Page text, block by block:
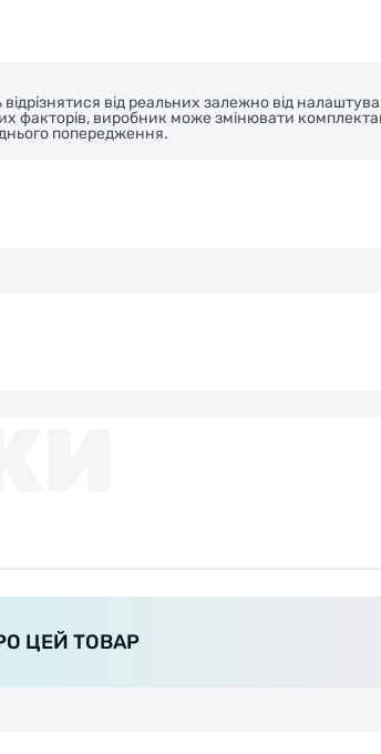
відрізнятися від реальних залежно від
факторів, виробник може змінювати
попередження.
ЦЕЙ ТОВАР